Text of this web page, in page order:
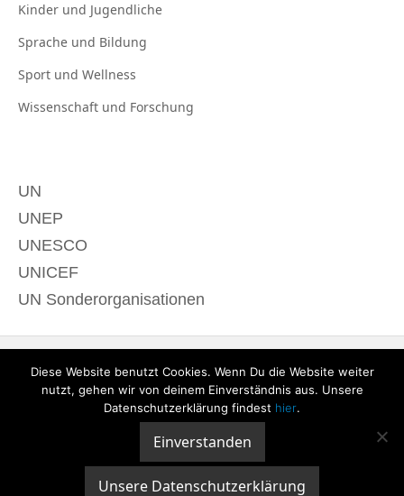
Kinder und Jugendliche
Sprache und Bildung
Sport und Wellness
Wissenschaft und Forschung
UN
UNEP
UNESCO
UNICEF
UN Sonderorganisationen
Datenschutzerklärung|Impressum
Diese Website benutzt Cookies. Wenn Du die Website weiter
nutzt, gehen wir von deinem Einverständnis aus. Unsere
Datenschutzerklärung findest hier.
Einverstanden
Unsere Datenschutzerklärung